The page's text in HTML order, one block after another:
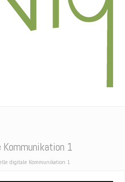
1
digitale Kommunikation 1